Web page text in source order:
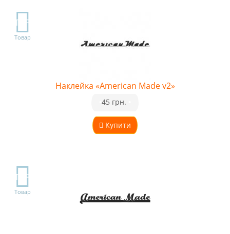
TOP
Товар
Наклейка «American Made v2»
Купити
45 грн.
TOP
Товар